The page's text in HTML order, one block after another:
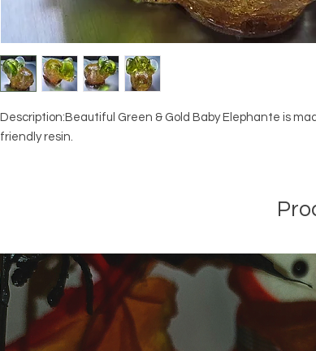
Description:Beautiful Green & Gold Baby Elephante is
friendly resin.